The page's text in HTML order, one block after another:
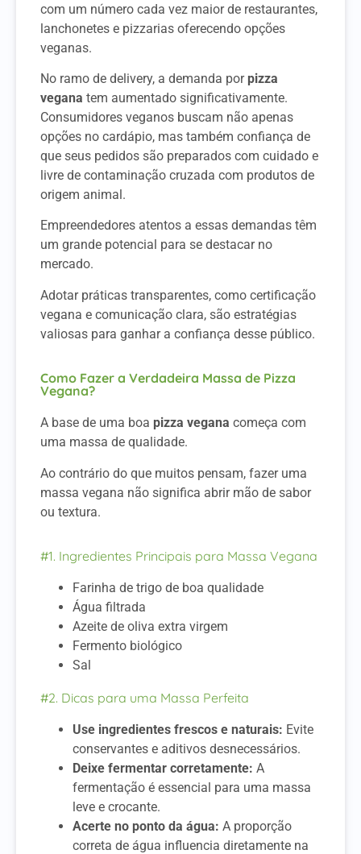
com um número cada vez maior de restaurantes,
lanchonetes e pizzarias oferecendo opções
veganas.
No ramo de delivery, a demanda por pizza
vegana tem aumentado significativamente.
Consumidores veganos buscam não apenas
opções no cardápio, mas também confiança de
que seus pedidos são preparados com cuidado e
livre de contaminação cruzada com produtos de
origem animal.
Empreendedores atentos a essas demandas têm
um grande potencial para se destacar no
mercado.
Adotar práticas transparentes, como certificação
vegana e comunicação clara, são estratégias
valiosas para ganhar a confiança desse público.
Como Fazer a Verdadeira Massa de Pizza
Vegana?
A base de uma boa pizza vegana começa com
uma massa de qualidade.
Ao contrário do que muitos pensam, fazer uma
massa vegana não significa abrir mão de sabor
ou textura.
#1. Ingredientes Principais para Massa Vegana
Farinha de trigo de boa qualidade
Água filtrada
Azeite de oliva extra virgem
Fermento biológico
Sal
#2. Dicas para uma Massa Perfeita
Use ingredientes frescos e naturais: Evite
conservantes e aditivos desnecessários.
Deixe fermentar corretamente: A
fermentação é essencial para uma massa
leve e crocante.
Acerte no ponto da água: A proporção
correta de água influencia diretamente na